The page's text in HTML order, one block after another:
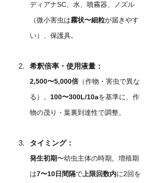
ディアナSC、水、噴霧器、ノズル
（微小害虫は霧状〜細粒が届きやす
い）、保護具。
希釈倍率・使用液量：
2,500〜5,000倍（作物・害虫で異な
る）。 100〜300L/10aを基準に、作
物の茂り・葉裏到達性で調整。
タイミング：
発生初期〜幼虫主体の時期。増殖期
は7〜10日間隔で上限回数内に2回を